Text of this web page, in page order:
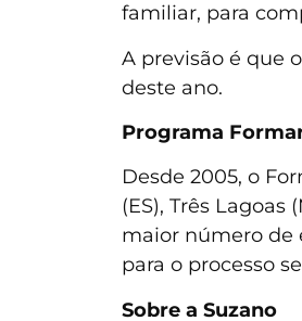
familiar, para
A previsão é que
deste ano.
Programa
Desde 2005, o
(ES), Três
maior número de
para o processo
Sobre a Suzano